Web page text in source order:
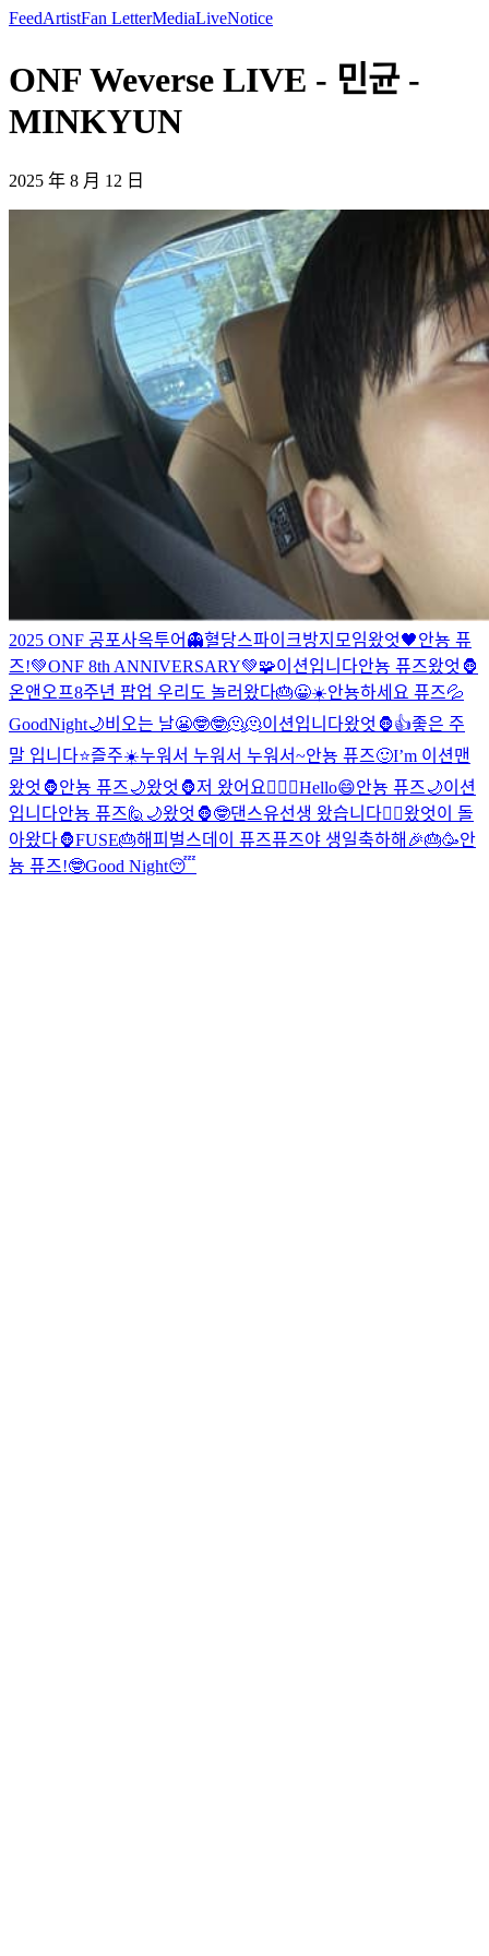
FeedArtistFan LetterMediaLiveNotice
ONF Weverse LIVE - 민균 -
MINKYUN
2025 年 8 月 12 日
2025 ONF 공포사옥투어👻혈당스파이크방지모임왔엇🖤안뇽 퓨
즈!💚ONF 8th ANNIVERSARY💚🧩이션입니다안뇽 퓨즈왔엇🦍
온앤오프8주년 팝업 우리도 놀러왔다🎂😀☀️안뇽하세요 퓨즈💦
GoodNight🌙비오는 날😬🤓🤓🫠🫠이션입니다왔엇🦍👍좋은 주
말 입니다⭐️즐주☀️누워서 누워서 누워서~안뇽 퓨즈🙂I’m 이션맨
왔엇🦍안뇽 퓨즈🌙왔엇🦍저 왔어요✌🏻 😬Hello😄안뇽 퓨즈🌙이션
입니다안뇽 퓨즈🙋 🌙왔엇🦍🤓댄스유선생 왔습니다❤️‍🔥왔엇이 돌
아왔다🦍FUSE🎂해피벌스데이 퓨즈퓨즈야 생일축하해🎉🎂🥳안
뇽 퓨즈!🤓Good Night😴